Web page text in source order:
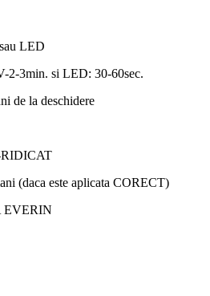
LED
2-3min. si LED: 30-60sec.
de la deschidere
RIDICAT
(daca este aplicata CORECT)
EVERIN